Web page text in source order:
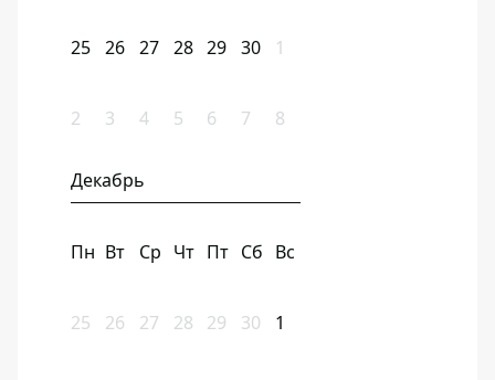
25 26 27 28 29 30 1
2 3 4 5 6 7 8
Декабрь
Пн Вт Ср Чт Пт Сб Вс
25 26 27 28 29 30 1